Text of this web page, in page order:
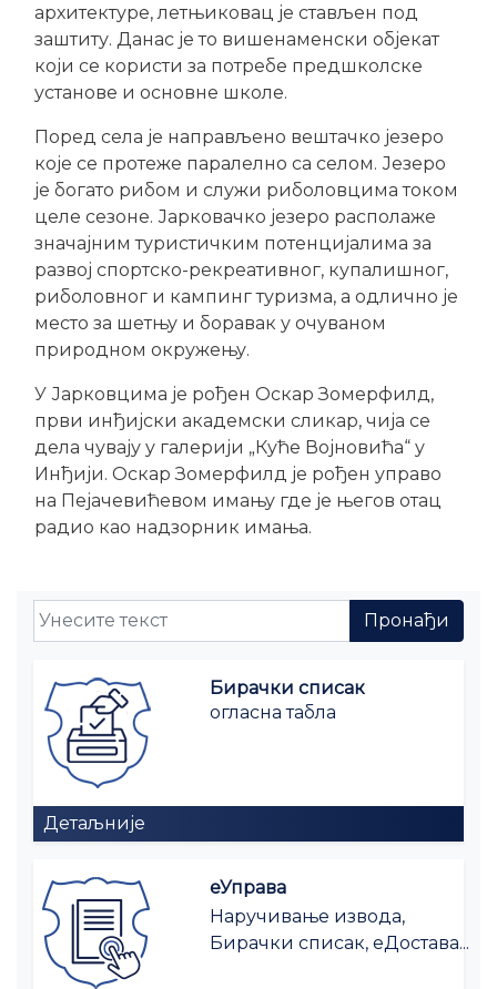
архитектуре, летњиковац је стављен под
заштиту. Данас је то вишенаменски објекат
који се користи за потребе предшколске
установе и основне школе.
Поред села је направљено вештачко језеро
које се протеже паралелно са селом. Језеро
је богато рибом и служи риболовцима током
целе сезоне. Јарковачко језеро располаже
значајним туристичким потенцијалима за
развој спортско-рекреативног, купалишног,
риболовног и кампинг туризма, а одлично је
место за шетњу и боравак у очуваном
природном окружењу.
У Јарковцима је рођен Оскар Зомерфилд,
први инђијски академски сликар, чија се
дела чувају у галерији „Куће Војновића“ у
Инђији. Оскар Зомерфилд је рођен управо
на Пејачевићевом имању где је његов отац
радио као надзорник имања.
Бирачки списак
огласна табла
Детаљније
еУправа
Наручивање извода,
Бирачки списак, еДостава...